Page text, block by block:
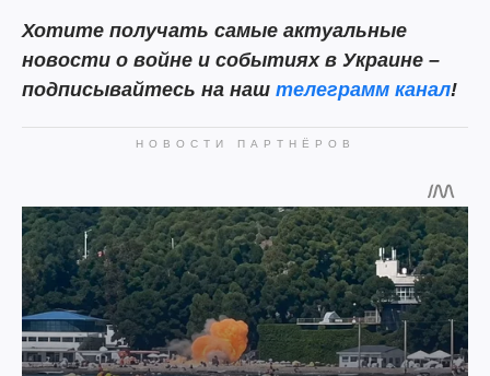
Хотите получать самые актуальные
новости о войне и событиях в Украине –
подписывайтесь на наш телеграмм канал!